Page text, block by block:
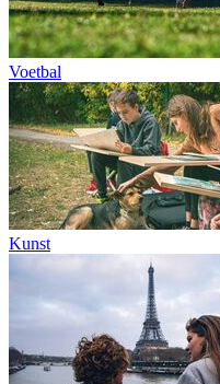
Voetbal
Kunst